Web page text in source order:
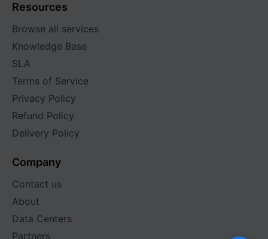
Resources
Browse all services
Knowledge Base
SLA
Terms of Service
Privacy Policy
Refund Policy
Delivery Policy
Company
Contact us
About
Data Centers
Partners